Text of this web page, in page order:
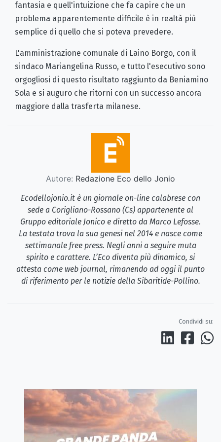
fantasia e quell'intuizione che fa capire che un
problema apparentemente difficile è in realtà più
semplice di quello che si poteva prevedere.
L'amministrazione comunale di Laino Borgo, con il
sindaco Mariangelina Russo, e tutto l'esecutivo sono
orgogliosi di questo risultato raggiunto da Beniamino
Sola e si auguro che ritorni con un successo ancora
maggiore dalla trasferta milanese.
Autore: Redazione Eco dello Jonio
Ecodellojonio.it è un giornale on-line calabrese con
sede a Corigliano-Rossano (Cs) appartenente al
Gruppo editoriale Jonico e diretto da Marco Lefosse.
La testata trova la sua genesi nel 2014 e nasce come
settimanale free press. Negli anni a seguire muta
spirito e carattere. L’Eco diventa più dinamico, si
attesta come web journal, rimanendo ad oggi il punto
di riferimento per le notizie della Sibaritide-Pollino.
Condividi su: